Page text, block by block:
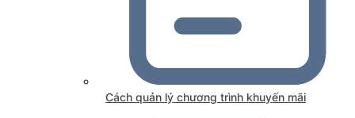
Cách quản lý chương trình khuyến mãi